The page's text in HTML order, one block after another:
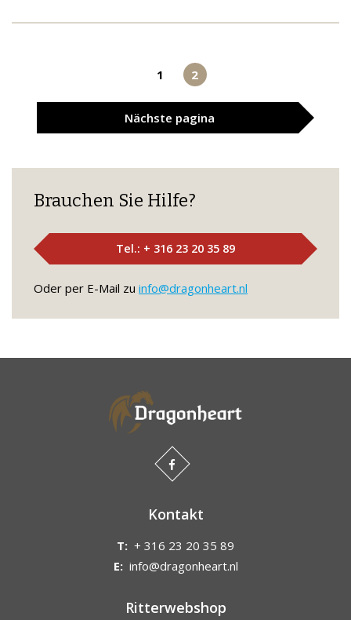
1 2
Nächste pagina
Brauchen Sie Hilfe?
Tel.: + 316 23 20 35 89
Oder per E-Mail zu info@dragonheart.nl
Kontakt
T: + 316 23 20 35 89
E: info@dragonheart.nl
Ritterwebshop